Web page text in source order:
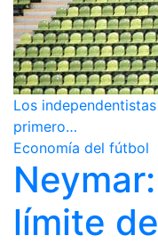
Los
primero…
Economía del fútbol
límite